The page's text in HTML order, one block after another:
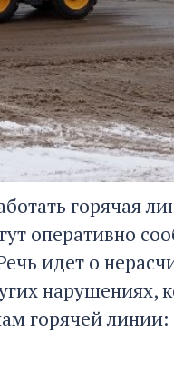
горячая
оперативно
идет о
нарушениях,
горячей линии: